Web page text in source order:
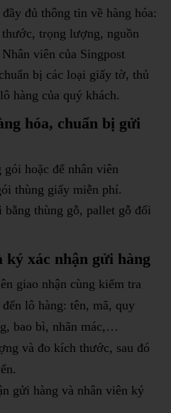
đủ thông tin về hàng hóa:
trọng lượng, nguồn
viên của Singpost
bị các loại giấy tờ, thủ
hàng của quý khách.
hóa, chuẩn bị gửi
hoặc để nhân viên
thùng giấy miễn phí.
thùng gỗ, pallet gỗ đối
ký xác nhận gửi hàng
giao nhận cùng kiểm tra
lô hàng: tên, mã, quy
bao bì, nhãn mác,…
và đo kích thước, sau đó
gửi hàng và nhân viên ký